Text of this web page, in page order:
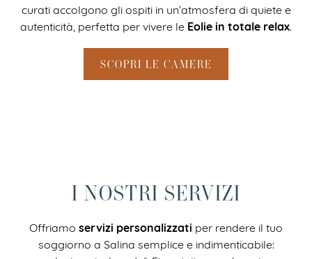
I NOSTRI SERVIZI
Offriamo servizi personalizzati per rendere il tuo
soggiorno a Salina semplice e indimenticabile:
curati accolgono gli ospiti in un’atmosfera di quiete e
autenticità, perfetta per vivere le Eolie in totale relax
SCOPRI LE CAMERE